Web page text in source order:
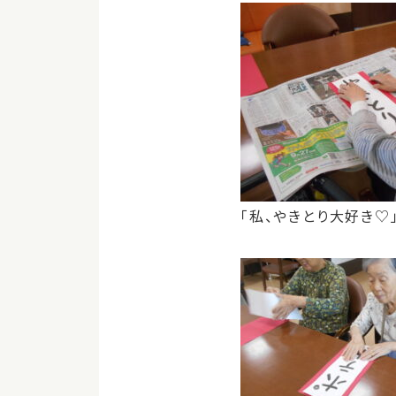
「私、やきとり大好き♡